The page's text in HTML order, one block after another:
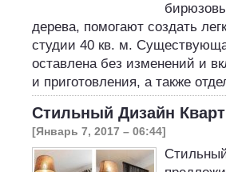
дерева, помогают создать
студии 40 кв. м.
оставлена без изменений и
и приготовления, а также
Стильный Дизайн
[Январь 7, 2017 – 06:44]